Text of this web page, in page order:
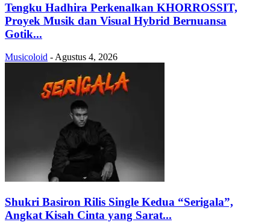
Tengku Hadhira Perkenalkan KHORROSSIT,
Proyek Musik dan Visual Hybrid Bernuansa
Gotik...
Musicoloid - Agustus 4, 2026
Shukri Basiron Rilis Single Kedua “Serigala”,
Angkat Kisah Cinta yang Sarat...